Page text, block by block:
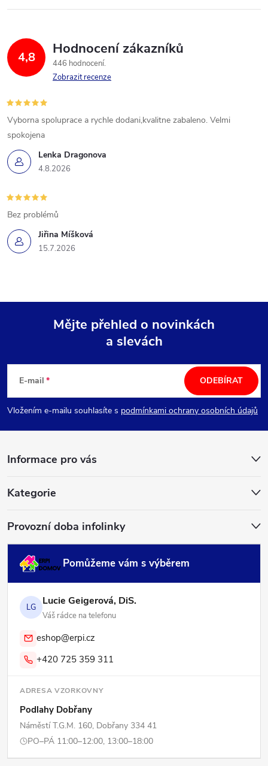
4,8 Hodnocení zákazníků
446 hodnocení
Zobrazit recenze
Lenka Dragonova
4.8.2026
Vyborna spoluprace a rychle dodani,kvalitne zabaleno. Velmi
spokojena
Jiřina Míšková
15.7.2026
Bez problémů
p
a
Mějte přehled o novinkách
a slevách
E-mail
Vložením e-mailu souhlasíte s podmínkami ochrany osobních údajů
ODEBÍRAT
Informace pro vás
Kategorie
Provozní doba infolinky
Pomůžeme vám s výběrem
LG Lucie Geigerová, DiS.
Váš rádce na telefonu
eshop@erpi.cz
+420 725 359 311
ADRESA VZORKOVNY
Podlahy Dobřany
Náměstí T.G.M. 160, Dobřany 334 41
PO–PÁ 11:00–12:00, 13:00–18:00